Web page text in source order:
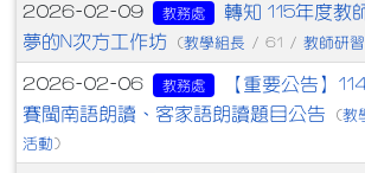
2026-02-09 教務處
轉知 115年度教
夢的N次方工作坊
(教學組長 / 61 / 教師研習
2026-02-06 教務處
【重要公告】
賽閩南語朗讀、客家語朗讀題目公告
(教
活動 )